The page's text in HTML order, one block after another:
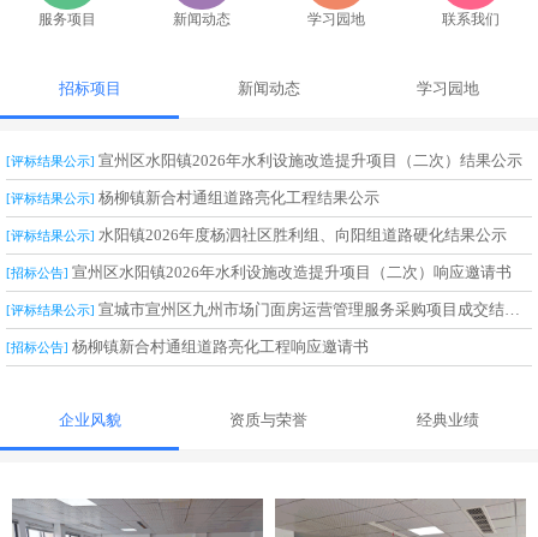
服务项目 新闻动态 学习园地 联系我们
招标项目 新闻动态 学习园地
[评标结果公示] 宣州区水阳镇2026年水利设施改造提升项目（二次）结果公示
[评标结果公示] 杨柳镇新合村通组道路亮化工程结果公示
[评标结果公示] 水阳镇2026年度杨泗社区胜利组、向阳组道路硬化结果公示
[招标公告] 宣州区水阳镇2026年水利设施改造提升项目（二次）响应邀请书
[评标结果公示] 宣城市宣州区九州市场门面房运营管理服务采购项目成交结果公告
[招标公告] 杨柳镇新合村通组道路亮化工程响应邀请书
企业风貌 资质与荣誉 经典业绩